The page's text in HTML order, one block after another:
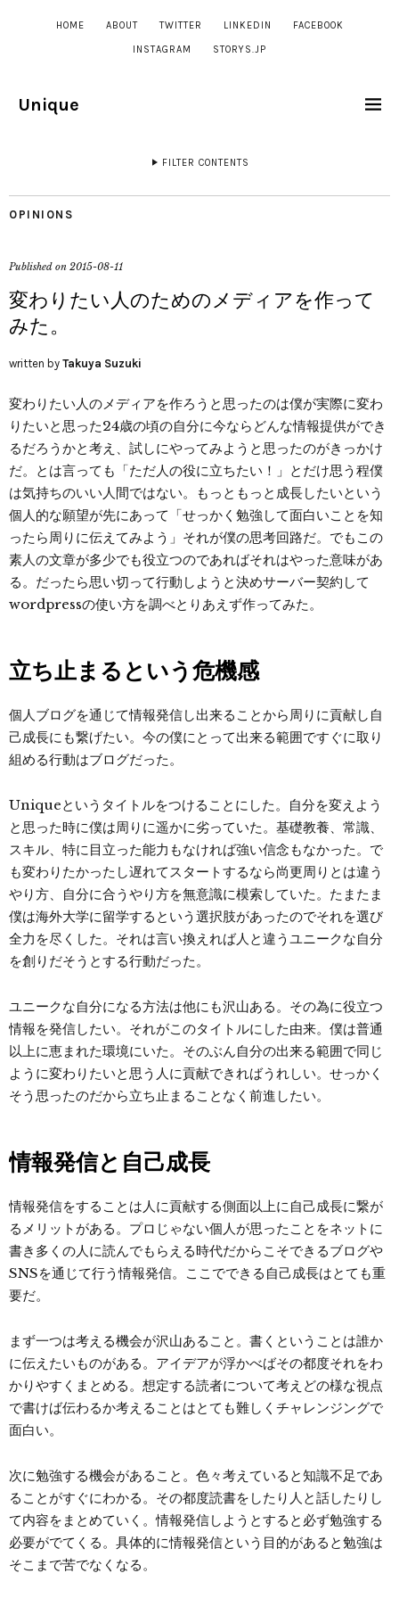
HOME ABOUT TWITTER LINKEDIN FACEBOOK
INSTAGRAM STORYS.JP
Unique
FILTER CONTENTS
OPINIONS
Published on 2015-08-11
変わりたい人のためのメディアを作って
みた。
written by Takuya Suzuki
変わりたい人のメディアを作ろうと思ったのは僕が実際に変わ
りたいと思った24歳の頃の自分に今ならどんな情報提供ができ
るだろうかと考え、試しにやってみようと思ったのがきっかけ
だ。とは言っても「ただ人の役に立ちたい！」とだけ思う程僕
は気持ちのいい人間ではない。もっともっと成長したいという
個人的な願望が先にあって「せっかく勉強して面白いことを知
ったら周りに伝えてみよう」それが僕の思考回路だ。でもこの
素人の文章が多少でも役立つのであればそれはやった意味があ
る。だったら思い切って行動しようと決めサーバー契約して
wordpressの使い方を調べとりあえず作ってみた。
立ち止まるという危機感
個人ブログを通じて情報発信し出来ることから周りに貢献し自
己成長にも繋げたい。今の僕にとって出来る範囲ですぐに取り
組める行動はブログだった。
Uniqueというタイトルをつけることにした。自分を変えよう
と思った時に僕は周りに遥かに劣っていた。基礎教養、常識、
スキル、特に目立った能力もなければ強い信念もなかった。で
も変わりたかったし遅れてスタートするなら尚更周りとは違う
やり方、自分に合うやり方を無意識に模索していた。たまたま
僕は海外大学に留学するという選択肢があったのでそれを選び
全力を尽くした。それは言い換えれば人と違うユニークな自分
を創りだそうとする行動だった。
ユニークな自分になる方法は他にも沢山ある。その為に役立つ
情報を発信したい。それがこのタイトルにした由来。僕は普通
以上に恵まれた環境にいた。そのぶん自分の出来る範囲で同じ
ように変わりたいと思う人に貢献できればうれしい。せっかく
そう思ったのだから立ち止まることなく前進したい。
情報発信と自己成長
情報発信をすることは人に貢献する側面以上に自己成長に繋が
るメリットがある。プロじゃない個人が思ったことをネットに
書き多くの人に読んでもらえる時代だからこそできるブログや
SNSを通じて行う情報発信。ここでできる自己成長はとても重
要だ。
まず一つは考える機会が沢山あること。書くということは誰か
に伝えたいものがある。アイデアが浮かべばその都度それをわ
かりやすくまとめる。想定する読者について考えどの様な視点
で書けば伝わるか考えることはとても難しくチャレンジングで
面白い。
次に勉強する機会があること。色々考えていると知識不足であ
ることがすぐにわかる。その都度読書をしたり人と話したりし
て内容をまとめていく。情報発信しようとすると必ず勉強する
必要がでてくる。具体的に情報発信という目的があると勉強は
そこまで苦でなくなる。